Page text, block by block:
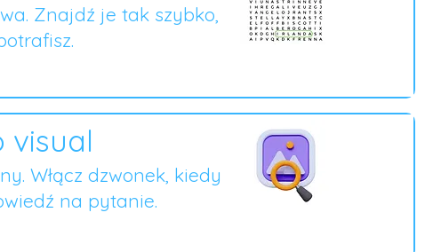
Znajdź je tak szybko,
visual
Włącz dzwonek, kiedy
na pytanie.